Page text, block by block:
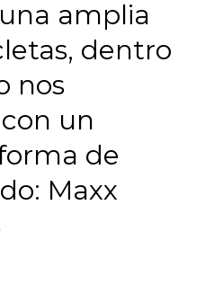
amplia
dentro
nos
un
de
Maxx